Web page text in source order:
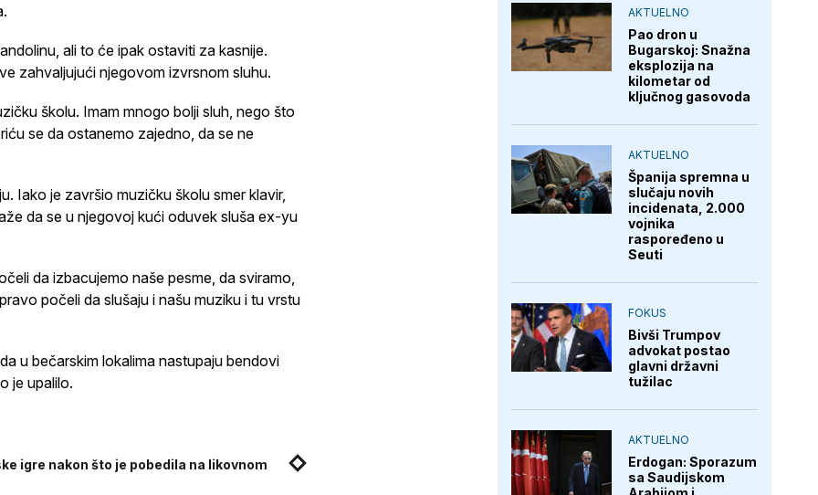
ali to će ipak ostaviti za kasnije.
zahvaljujući njegovom izvrsnom sluhu.
školu. Imam mnogo bolji sluh, nego što
se da ostanemo zajedno, da se ne
Iako je završio muzičku školu smer klavir,
da se u njegovoj kući oduvek sluša ex-yu
da izbacujemo naše pesme, da sviramo,
počeli da slušaju i našu muziku i tu vrstu
u bečarskim lokalima nastupaju bendovi
je upalilo.
igre nakon što je pobedila na likovnom
AKTUELNO
Pao dron u
Bugarskoj: Snažna
eksplozija na
kilometar od
ključnog gasovoda
AKTUELNO
Španija spremna u
slučaju novih
incidenata, 2.000
vojnika
raspoređeno u
Seuti
FOKUS
Bivši Trumpov
advokat postao
glavni državni
tužilac
AKTUELNO
Erdogan: Sporazum
sa Saudijskom